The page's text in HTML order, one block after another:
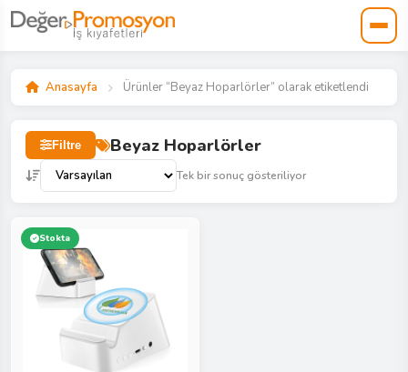
Anasayfa Ürünler “Beyaz Hoparlörler” olarak etiketlendi
Filtre Beyaz Hoparlörler
Tek bir sonuç gösteriliyor
Stokta